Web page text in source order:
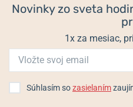
Novinky zo sveta
1x za mesiac,
Súhlasím sozasielaním